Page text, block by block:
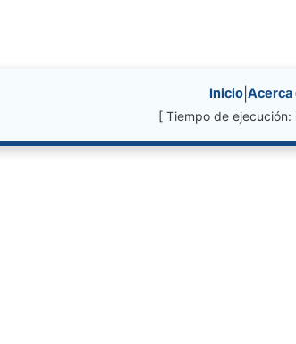
Site information,Inicio Acerca
[ Tiempo de